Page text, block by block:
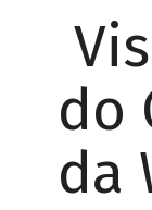
do
da